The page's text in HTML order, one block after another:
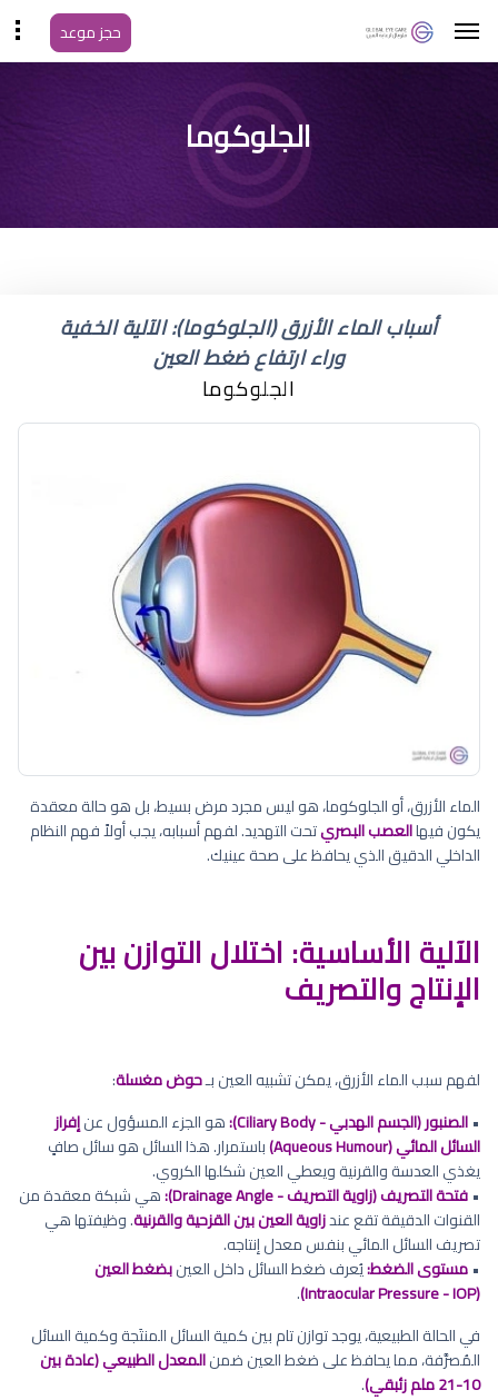
حجز موعد
الماء الأزرق في العينين
الجلوكوما
أسباب الماء الأزرق (الجلوكوما): الآلية الخفية
وراء ارتفاع ضغط العين
الجلوكوما
الماء الأزرق، أو الجلوكوما، هو ليس مجرد مرض بسيط، بل هو حالة معقدة
يكون فيهاالعصب البصريتحت التهديد. لفهم أسبابه، يجب أولاً فهم النظام
الداخلي الدقيق الذي يحافظ على صحة عينيك.
الآلية الأساسية: اختلال التوازن بين
الإنتاج والتصريف
لفهم سبب الماء الأزرق، يمكن تشبيه العين بـحوض مغسلة:
•الصنبور (الجسم الهدبي - Ciliary Body): هو الجزء المسؤول عنإفراز
السائل المائي (Aqueous Humour)
باستمرار. هذا السائل هو سائل صافٍ
يغذي العدسة والقرنية ويعطي العين شكلها الكروي.
•فتحة التصريف (زاوية التصريف - Drainage Angle):
هي شبكة معقدة من
القنوات الدقيقة تقع عندزاوية العين بين القزحية والقرنية. وظيفتها هي
تصريف السائل المائي بنفس معدل إنتاجه.
•مستوى الضغط:يُعرف ضغط السائل داخل العينبضغط العين
(Intraocular Pressure - IOP)
.
في الحالة الطبيعية، يوجد توازن تام بين كمية السائل المنتَجة وكمية السائل
المُصرَّفة، مما يحافظ على ضغط العين ضمنالمعدل الطبيعي (عادة بين
10-21 ملم زئبقي)
.